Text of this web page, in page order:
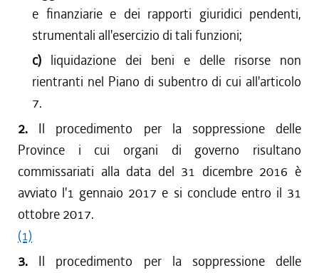
e finanziarie e dei rapporti giuridici pendenti,
strumentali all'esercizio di tali funzioni;
c) liquidazione dei beni e delle risorse non
rientranti nel Piano di subentro di cui all'articolo
7.
2. Il procedimento per la soppressione delle
Province i cui organi di governo risultano
commissariati alla data del 31 dicembre 2016 è
avviato l'1 gennaio 2017 e si conclude entro il 31
ottobre 2017.
(1)
3. Il procedimento per la soppressione delle